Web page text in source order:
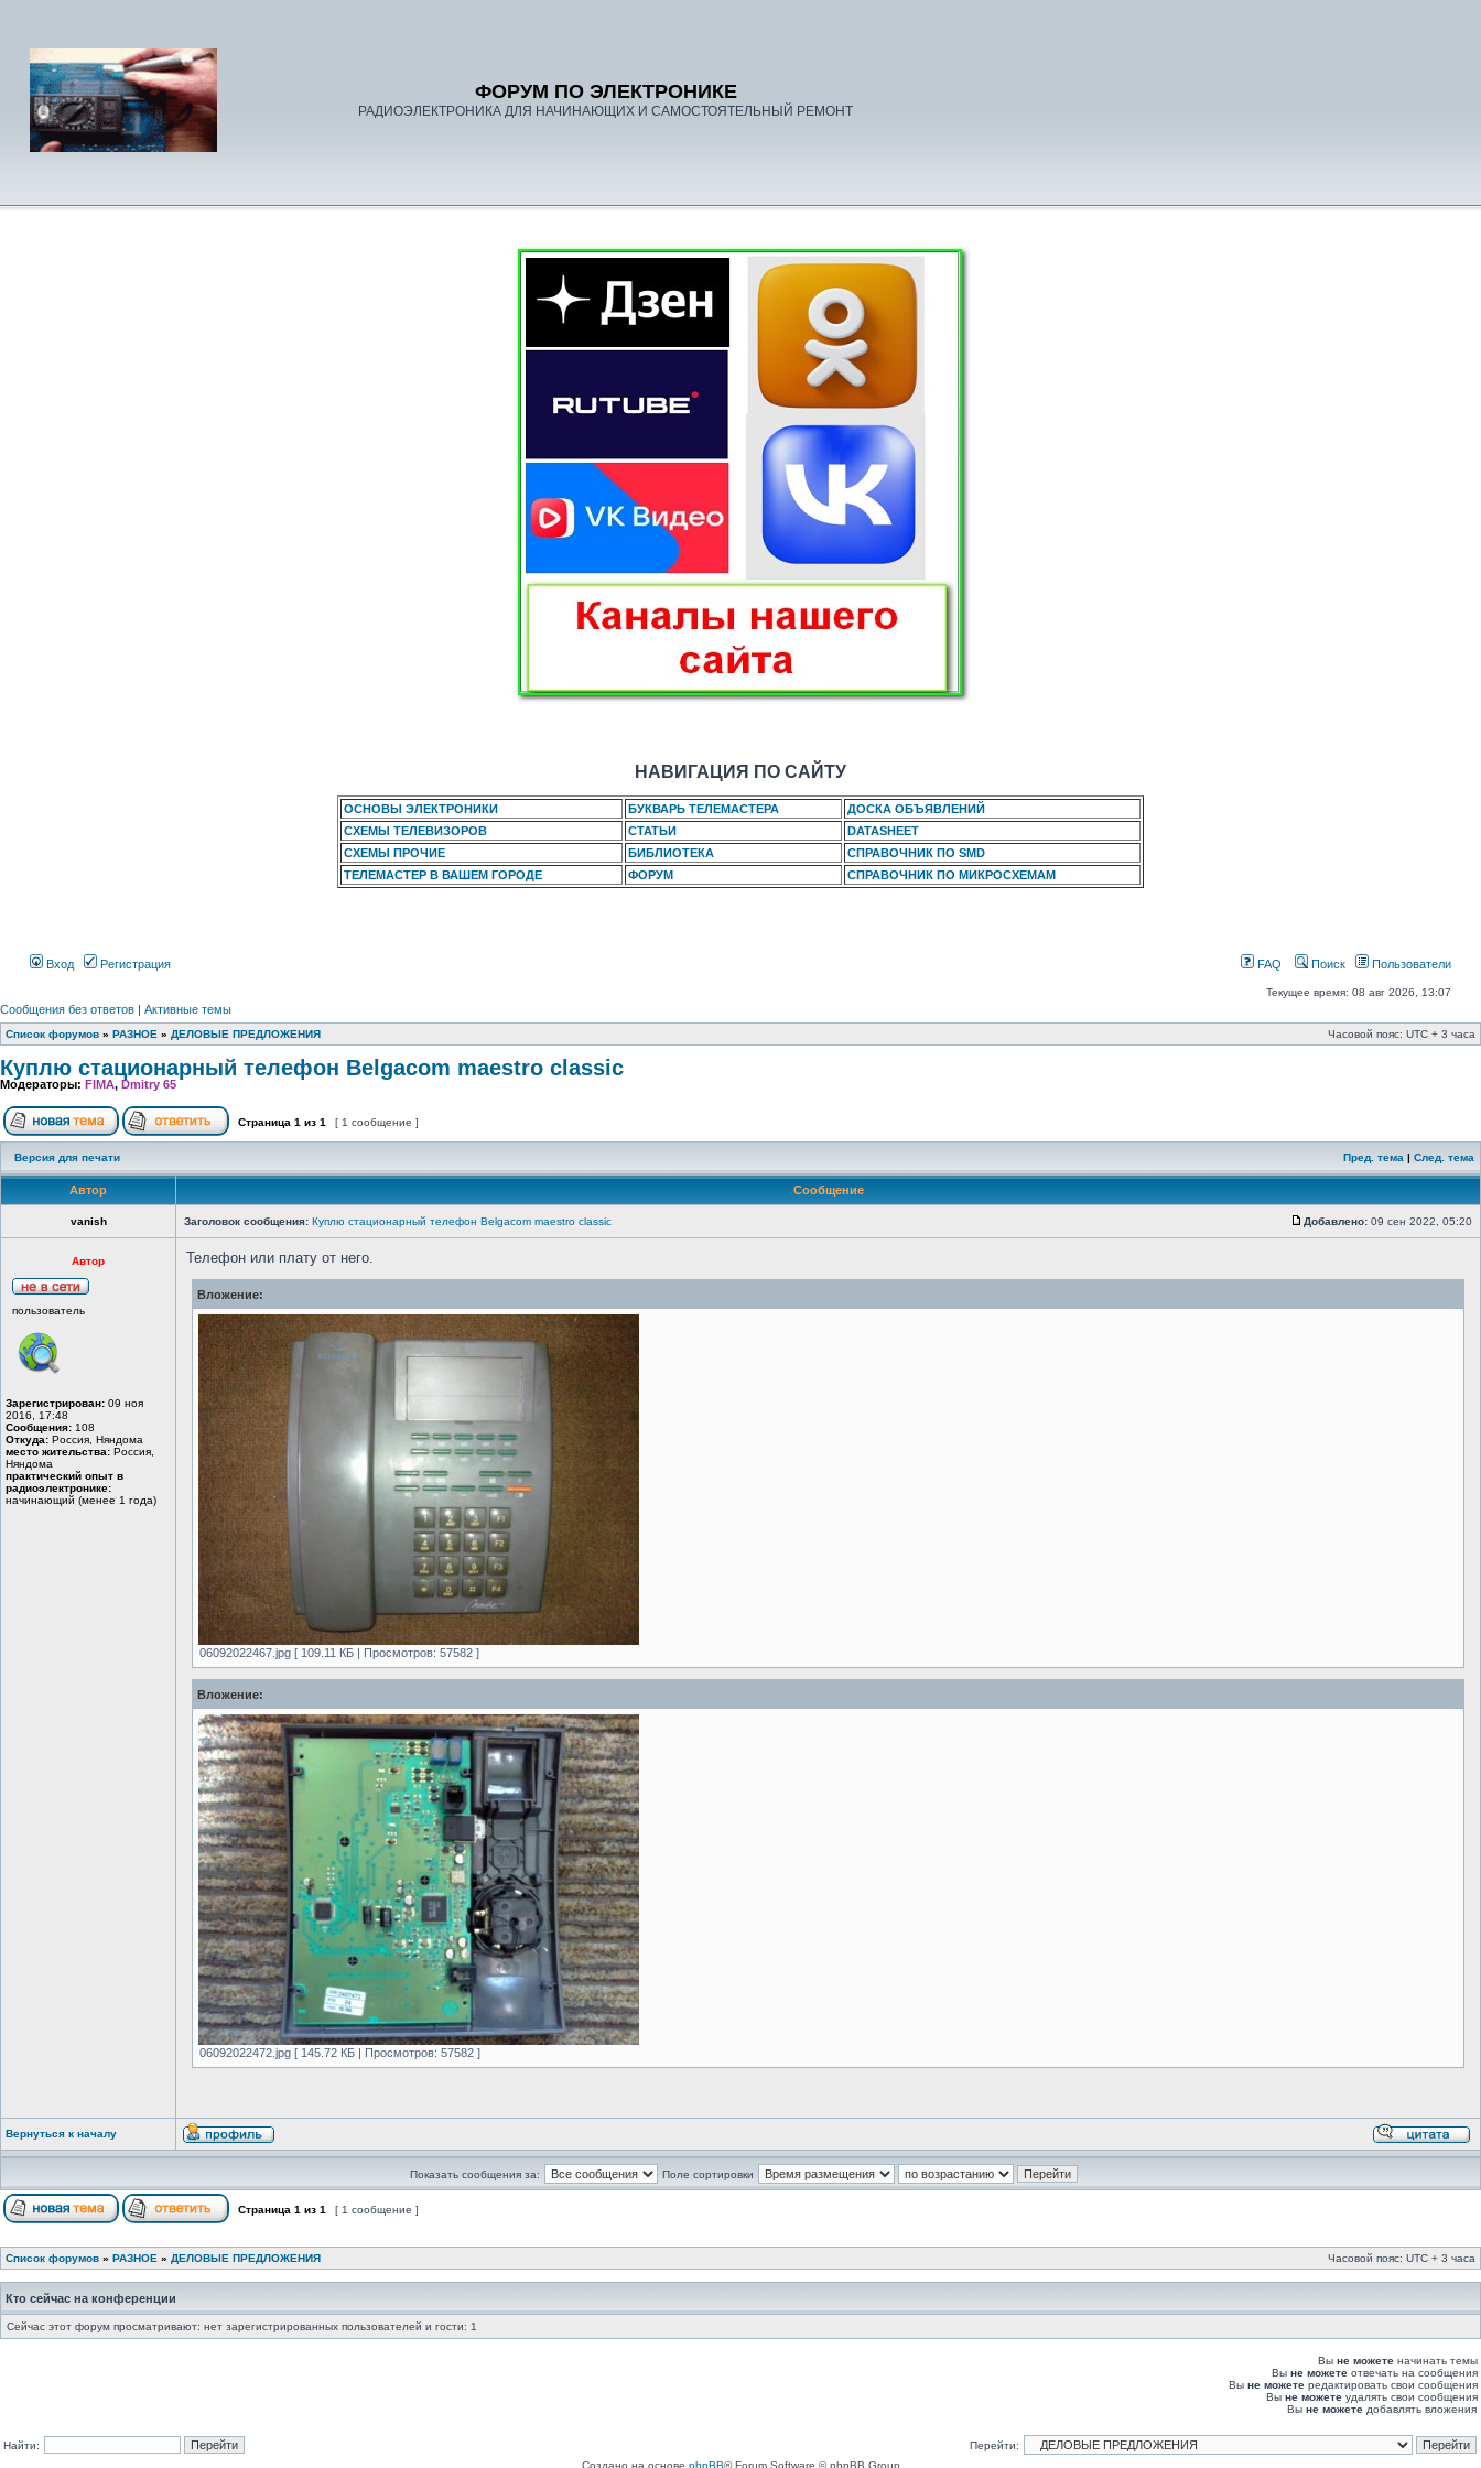
ФОРУМ ПО ЭЛЕКТРОНИКЕ
РАДИОЭЛЕКТРОНИКА ДЛЯ НАЧИНАЮЩИХ И САМОСТОЯТЕЛЬНЫЙ РЕМОНТ
НАВИГАЦИЯ ПО САЙТУ
ОСНОВЫ ЭЛЕКТРОНИКИ БУКВАРЬ ТЕЛЕМАСТЕРА
ДОСКА ОБЪЯВЛЕНИЙ
СХЕМЫ ТЕЛЕВИЗОРОВ
СТАТЬИ
DATASHEET
СХЕМЫ ПРОЧИЕ
БИБЛИОТЕКА
СПРАВОЧНИК ПО SMD
ТЕЛЕМАСТЕР В ВАШЕМ ГОРОДЕ
ФОРУМ СПРАВОЧНИК ПО МИКРОСХЕМАМ
Вход Регистрация FAQ Поиск Пользователи
Текущее время: 08 авг 2026, 13:07
Сообщения без ответов | Активные темы
Список форумов » РАЗНОЕ » ДЕЛОВЫЕ ПРЕДЛОЖЕНИЯ Часовой пояс: UTC + 3 часа
Куплю стационарный телефон Belgacom maestro classic
Модераторы: FIMA, Dmitry 65
Страница 1 из 1 [ 1 сообщение ]
Версия для печати Пред. тема | След. тема
Автор Сообщение
vanish Заголовок сообщения: Куплю стационарный телефон Belgacom maestro classic Добавлено: 09 сен 2022, 05:20
Автор
пользователь
Зарегистрирован: 09 ноя
2016, 17:48
Сообщения: 108
Откуда: Россия, Няндома
место жительства: Россия,
Няндома
практический опыт в
радиоэлектронике:
начинающий (менее 1 года)
Телефон или плату от него.
Вложение:
06092022467.jpg [ 109.11 КБ | Просмотров: 57582 ]
Вложение:
06092022472.jpg [ 145.72 КБ | Просмотров: 57582 ]
Вернуться к началу
Показать сообщения за: Поле сортировки
Страница 1 из 1 [ 1 сообщение ]
Список форумов » РАЗНОЕ » ДЕЛОВЫЕ ПРЕДЛОЖЕНИЯ Часовой пояс: UTC + 3 часа
Кто сейчас на конференции
Сейчас этот форум просматривают: нет зарегистрированных пользователей и гости: 1
Вы не можете начинать темы
Вы не можете отвечать на сообщения
Вы не можете редактировать свои сообщения
Вы не можете удалять свои сообщения
Вы не можете добавлять вложения
Найти:
Перейти:
Создано на основе phpBB® Forum Software © phpBB Group